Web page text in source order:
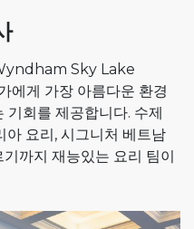
Sky Lake
에게 가장 아름다운 환경
기회를 제공합니다. 수제
아 요리, 시그니처 베트남
까지 재능있는 요리 팀이